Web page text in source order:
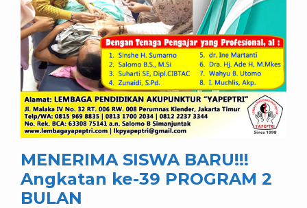
MENERIMA SISWA BARU!!!
Angkatan ke-39 PROGRAM 2
BULAN